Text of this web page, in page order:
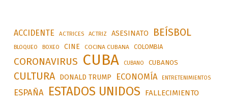
ACCIDENTE ACTRICES ACTRIZ ASESINATO BEÍSBOL
BLOQUEO BOXEO CINE COCINA CUBANA COLOMBIA
CORONAVIRUS CUBA CUBANO CUBANOS
CULTURA DONALD TRUMP ECONOMÍA ENTRETENIMIENTOS
ESPAÑA ESTADOS UNIDOS FALLECIMIENTO